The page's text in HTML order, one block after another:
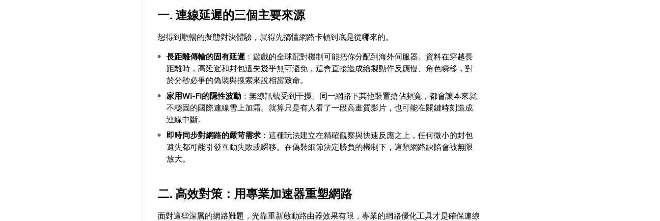
一. 連線延遲的三個主要來源
想得到順暢的擬態對決體驗，就得先搞懂網路卡頓到底是從哪來的。
長距離傳輸的固有延遲 ：遊戲的全球配對機制可能把你分配到海外伺服器。資料在穿越長
距離時，高延遲和封包遺失幾乎無可避免，這會直接造成繪製動作反應慢、角色瞬移，對
於分秒必爭的偽裝與搜索來說相當致命。
家用Wi-Fi的隱性波動 ：無線訊號受到干擾、同一網路下其他裝置搶佔頻寬，都會讓本來就
不穩固的國際連線雪上加霜。就算只是有人看了一段高畫質影片，也可能在關鍵時刻造成
連線中斷。
即時同步對網路的嚴苛需求 ：這種玩法建立在精確觀察與快速反應之上，任何微小的封包
遺失都可能引發互動失敗或瞬移。在偽裝細節決定勝負的機制下，這類網路缺陷會被無限
放大。
二. 高效對策：用專業加速器重塑網路
面對這些深層的網路難題，光靠重新啟動路由器效果有限，專業的網路優化工具才是確保連線